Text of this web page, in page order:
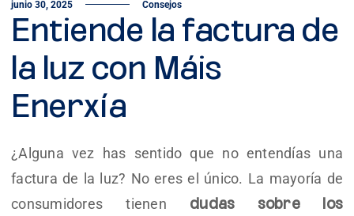
junio 30, 2025 Consejos
Entiende la factura de
la luz con Máis
Enerxía
¿Alguna vez has sentido que no entendías una
factura de la luz? No eres el único. La mayoría de
consumidores tienen dudas sobre los